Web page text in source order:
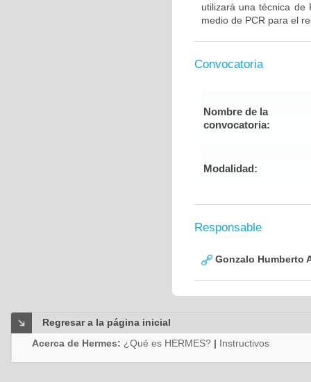
utilizará una técnica de
medio de PCR para el
Convocatoria
Nombre de la
convocatoria:
Modalidad:
Responsable
Gonzalo Humberto
Regresar a la página inicial
Acerca de Hermes: ¿Qué es HERMES? | Instructivos